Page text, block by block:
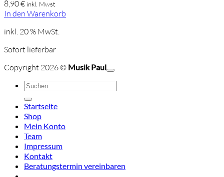
8,90€ inkl. Mwst
In den Warenkorb
inkl. 20 % MwSt.
Sofort lieferbar
Copyright 2026 © Musik Paul
Suchen
nach:
Startseite
Shop
Mein Konto
Team
Impressum
Kontakt
Beratungstermin vereinbaren